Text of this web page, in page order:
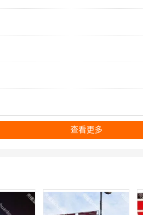
查看更多